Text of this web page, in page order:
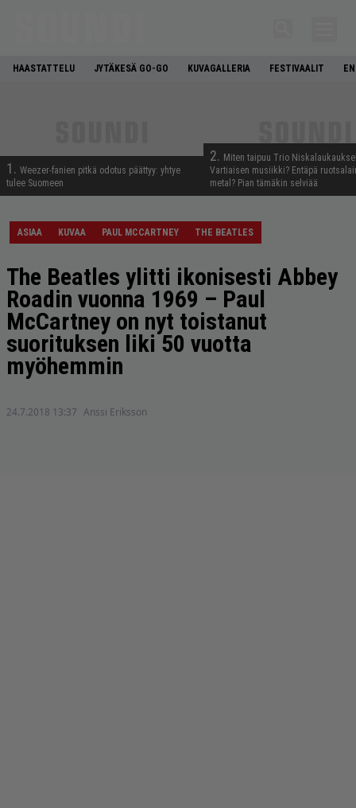
HAASTATTELU JYTÄKESÄ GO-GO KUVAGALLERIA FESTIVAALIT
1. Weezer-fanien pitkä odotus päättyy: yhtye
tulee Suomeen
2. Miten taipuu Trio
Vartiaisen musiikki? Entäpä
metal? Pian tämäkin selviää
ASIAA KUVAA PAUL MCCARTNEY THE BEATLES
The Beatles ylitti ikonisesti Abbey
Roadin vuonna 1969 – Paul
McCartney on nyt toistanut
suorituksen liki 50 vuotta
myöhemmin
24.7.2018 13:37 Anssi Eriksson